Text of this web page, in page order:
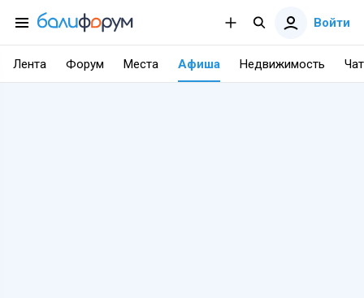
Войти
Лента Форум Места Афиша Недвижимость Чат